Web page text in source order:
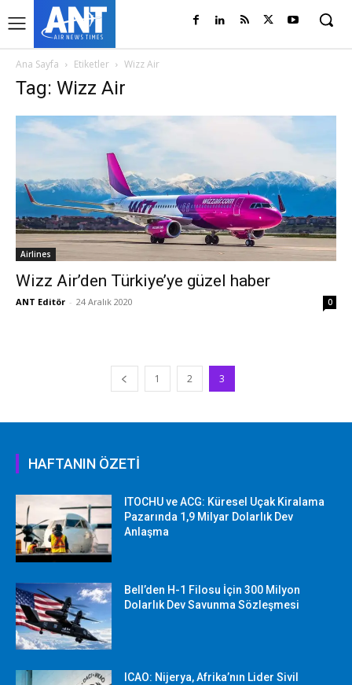
Ana Sayfa Etiketler Wizz Air
Tag: Wizz Air
Airlines
Wizz Air’den Türkiye’ye güzel haber
ANT Editör - 24 Aralık 2020 0
1 2 3
HAFTANIN ÖZETİ
ITOCHU ve ACG: Küresel Uçak Kiralama
Pazarında 1,9 Milyar Dolarlık Dev
Anlaşma
Bell’den H-1 Filosu İçin 300 Milyon
Dolarlık Dev Savunma Sözleşmesi
ICAO: Nijerya, Afrika’nın Lider Sivil